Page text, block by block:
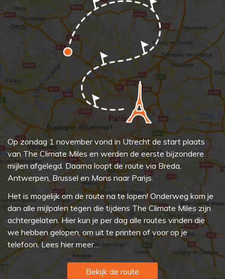
Op zondag 1 november vond in Utrecht de start plaats
van The Climate Miles en werden de eerste bijzondere
mijlen afgelegd. Daarna loopt de route via Breda,
Antwerpen, Brussel en Mons naar Parijs.
Het is mogelijk om de route na te lopen! Onderweg kom je
dan alle mijlpalen tegen die tijdens The Climate Miles zijn
achtergelaten. Hier kun je per dag alle routes vinden die
we hebben gelopen, om uit te printen of voor op je
telefoon. Lees hier meer…
Bekijk de route